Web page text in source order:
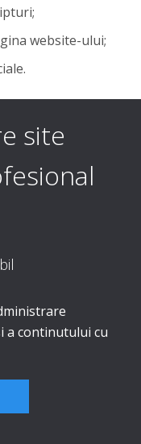
website-ului;
site
a continutului cu